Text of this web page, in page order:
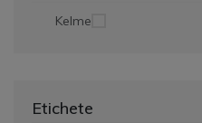
Kelme
Etichete